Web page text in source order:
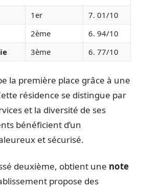
1er
7. 01/10
2ème
6. 94/10
3ème 6. 77/10
la première place grâce à une
résidence se distingue par
et la diversité de ses
bénéficient d’un
et sécurisé.
deuxième, obtient une note
propose des